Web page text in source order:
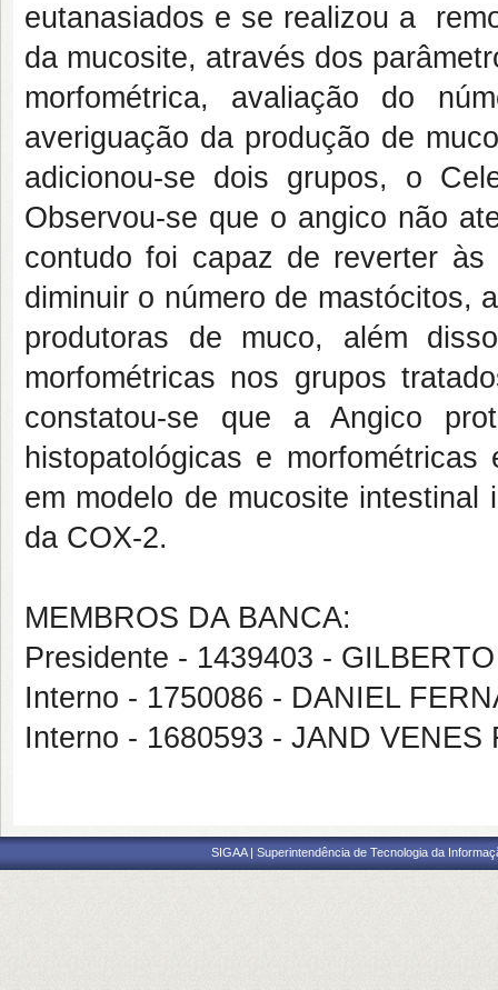
eutanasiados e se realizou a
da mucosite, através dos
morfométrica, avaliação do
averiguação da produção de
adicionou-se dois grupos, o
Observou-se que o angico não
contudo foi capaz de reverter às
diminuir o número de mastócitos,
produtoras de muco, além
morfométricas nos grupos
constatou-se que a Angico
histopatológicas e
em modelo de mucosite intestinal
da COX-2.
MEMBROS DA BANCA:
Presidente - 1439403 -
Interno - 1750086 - DANIEL
Interno - 1680593 - JAND VENES
SIGAA | Superintendência de Tecnologia da